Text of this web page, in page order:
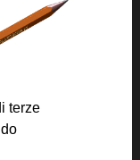
terze